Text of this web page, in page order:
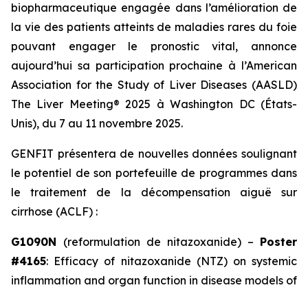
biopharmaceutique engagée dans l’amélioration de
la vie des patients atteints de maladies rares du foie
pouvant engager le pronostic vital, annonce
aujourd’hui sa participation prochaine à l’American
Association for the Study of Liver Diseases (AASLD)
The Liver Meeting® 2025 à Washington DC (États-
Unis), du 7 au 11 novembre 2025.
GENFIT présentera de nouvelles données soulignant
le potentiel de son portefeuille de programmes dans
le traitement de la décompensation aiguë sur
cirrhose (ACLF) :
G1090N (reformulation de nitazoxanide) – Poster
#4165: Efficacy of nitazoxanide (NTZ) on systemic
inflammation and organ function in disease models of